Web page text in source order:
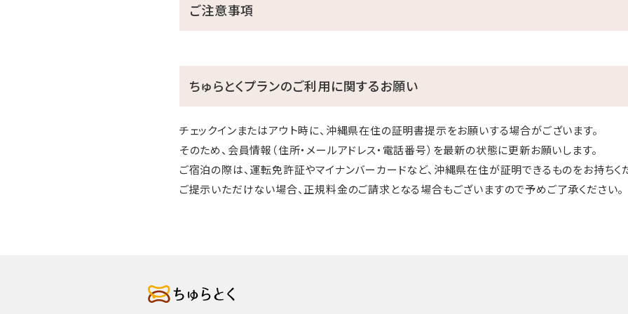
ご注意事項
ちゅらとくプランのご利用に関するお願い
チェックインまたはアウト時に、沖縄県在住の証明書提示をお願いする場合がございます。
そのため、会員情報（住所・メールアドレス・電話番号）を最新の状態に更新お願いします。
ご宿泊の際は、運転免許証やマイナンバーカードなど、沖縄県在住が証明できるものをお持ちく
ご提示いただけない場合、正規料金のご請求となる場合もございますので予めご了承ください。